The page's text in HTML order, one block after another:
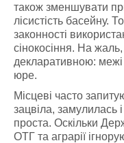
також зменшувати
лісистість басейну.
законності
сінокосіння. На
декларативною: межі
юре.
Місцеві часто
зацвіла, замулилась
проста. Оскільки
ОТГ та аграрії